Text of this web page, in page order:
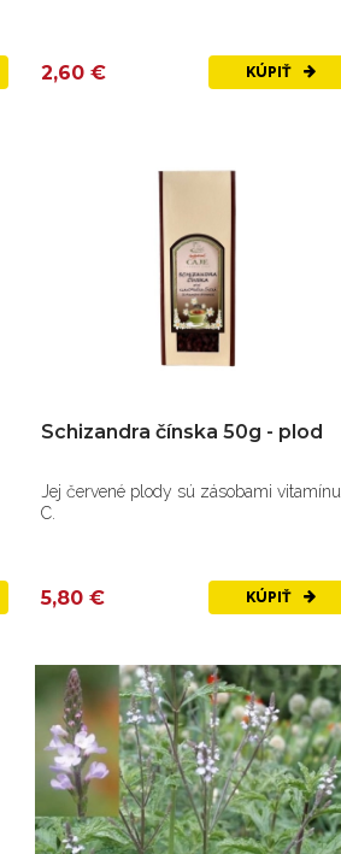
2,60 € KÚPIŤ
Schizandra čínska 50g - plod
Jej červené plody sú zásobami vitamínu
C.
5,80 € KÚPIŤ